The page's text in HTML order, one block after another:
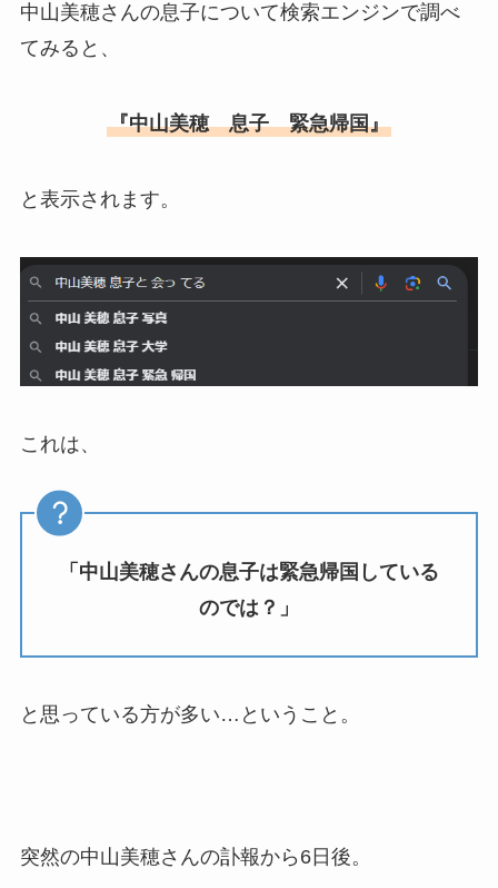
中山美穂さんの息子について検索エンジンで調べ
てみると、
『中山美穂 息子 緊急帰国』
と表示されます。
これは、
「中山美穂さんの息子は緊急帰国している
のでは？」
と思っている方が多い…ということ。
突然の中山美穂さんの訃報から6日後。